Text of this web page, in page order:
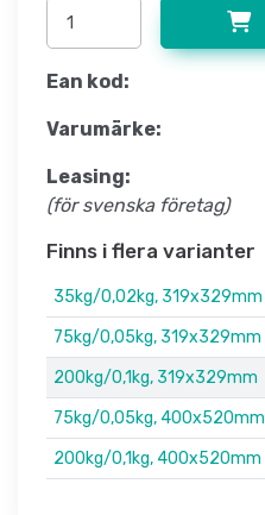
Ean kod:
Varumärke:
Leasing:
(för svenska företag)
Finns i flera varianter
35kg/0,02kg, 319x329mm
75kg/0,05kg, 319x329mm
200kg/0,1kg, 319x329mm
75kg/0,05kg, 400x520mm
200kg/0,1kg, 400x520mm